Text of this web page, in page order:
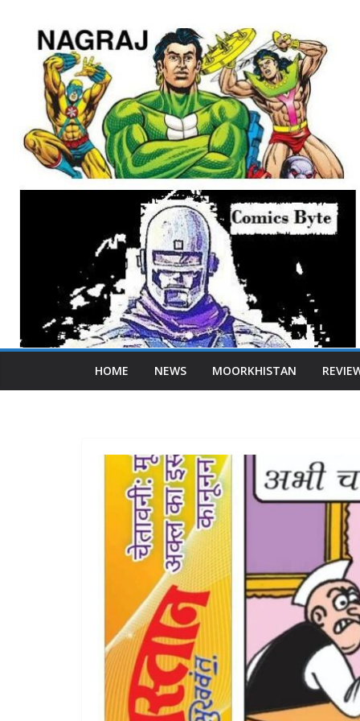
HOME NEWS MOORKHISTAN